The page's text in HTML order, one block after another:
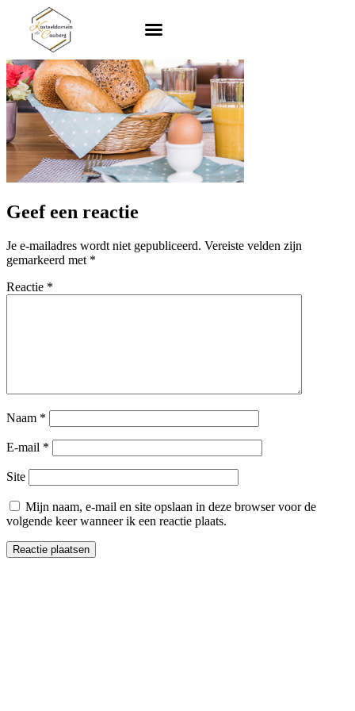
Geef een reactie
Je e-mailadres wordt niet gepubliceerd. Vereiste velden zijn
gemarkeerd met *
Reactie *
Naam *
E-mail *
Site
Mijn naam, e-mail en site opslaan in deze browser voor de
volgende keer wanneer ik een reactie plaats.